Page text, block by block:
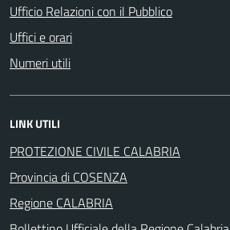
Ufficio Relazioni con il Pubblico
Uffici e orari
Numeri utili
LINK UTILI
PROTEZIONE CIVILE CALABRIA
Provincia di COSENZA
Regione CALABRIA